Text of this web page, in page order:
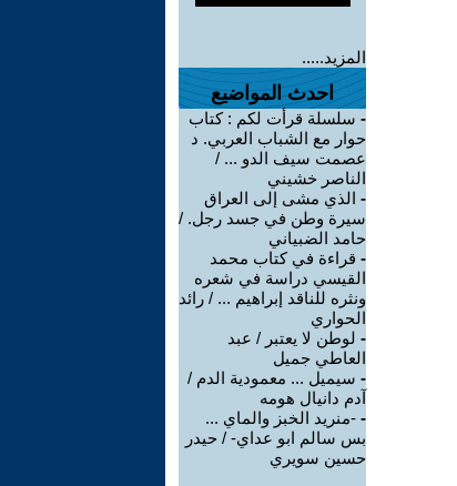
المزيد.....
احدث المواضيع
- سلسلة قرأت لكم : كتاب
حوار مع الشباب العربي. د
عصمت سيف الدو ... /
الناصر خشيني
- الذي مشى إلى العراق
سيرة وطن في جسد رجل. /
حامد الضبياني
- قراءة في كتاب محمد
القيسي دراسة في شعره
ونثره للناقد إبراهيم ... / رائد
الحواري
- لوطن لا يعتبر / عبد
العاطي جميل
- سيميل ... معمودية الدم /
آدم دانيال هومه
- -منريد الخبز والماي ...
بس سالم ابو عداي- / حيدر
حسين سويري